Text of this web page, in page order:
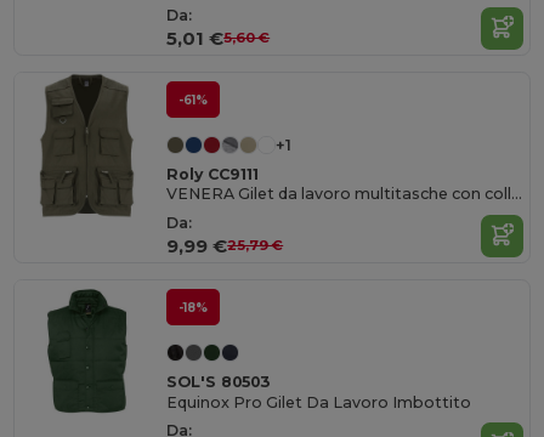
Da:
5,01 €5,60 €
-61%
+1
Roly CC9111
VENERA Gilet da lavoro multitasche con collo a V
Da:
9,99 €25,79 €
-18%
SOL'S 80503
Equinox Pro Gilet Da Lavoro Imbottito
Da: